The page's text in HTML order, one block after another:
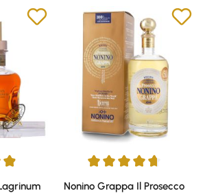
von 4.96 von 5 Sternen
Durchschnittliche Bewertung
Nonino Grappa Il Prosecco